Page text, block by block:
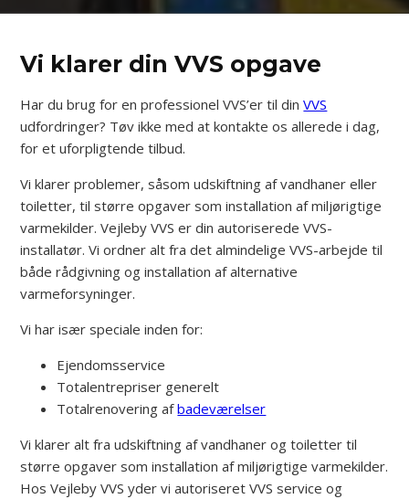
Vi klarer din VVS opgave
Har du brug for en professionel VVS’er til dinVVS
udfordringer? Tøv ikke med at kontakte os allerede i dag,
for et uforpligtende tilbud.
Vi klarer problemer, såsom udskiftning af vandhaner eller
toiletter, til større opgaver som installation af miljørigtige
varmekilder. Vejleby VVS er din autoriserede VVS-
installatør. Vi ordner alt fra det almindelige VVS-arbejde til
både rådgivning og installation af alternative
varmeforsyninger.
Vi har især speciale inden for:
Ejendomsservice
Totalentrepriser generelt
Totalrenovering afbadeværelser
Vi klarer alt fra udskiftning af vandhaner og toiletter til
større opgaver som installation af miljørigtige varmekilder.
Hos Vejleby VVS yder vi autoriseret VVS service og